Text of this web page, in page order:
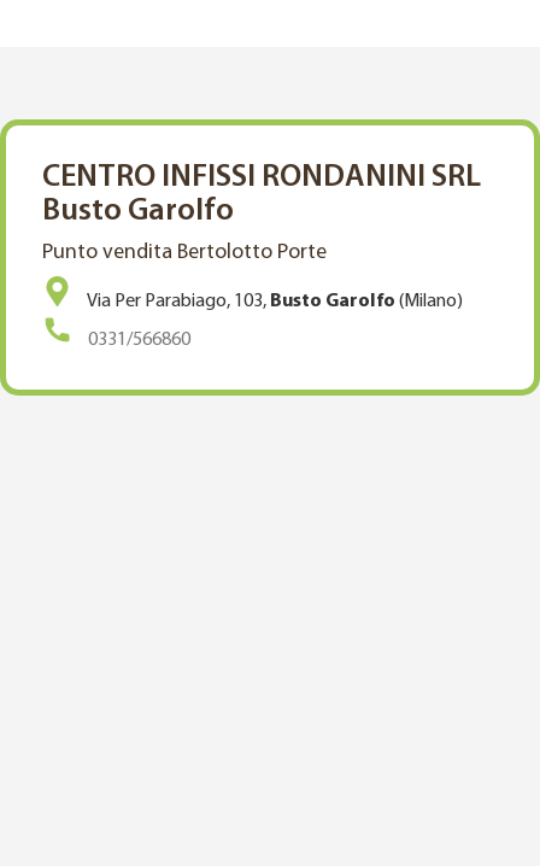
CENTRO INFISSI RONDANINI SRL
Busto Garolfo
Punto vendita Bertolotto Porte
Via Per Parabiago, 103, Busto Garolfo (Milano)
0331/566860